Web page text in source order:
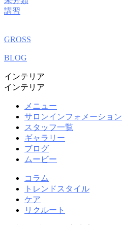
講習
GROSS
BLOG
インテリア
インテリア
メニュー
サロンインフォメーション
スタッフ一覧
ギャラリー
ブログ
ムービー
コラム
トレンドスタイル
ケア
リクルート